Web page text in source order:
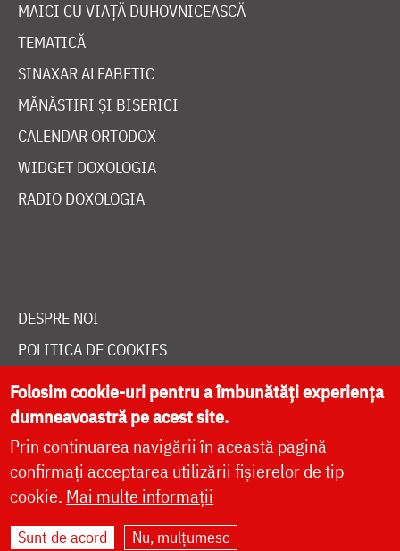
MAICI CU VIAȚĂ DUHOVNICEASCĂ
TEMATICĂ
SINAXAR ALFABETIC
MĂNĂSTIRI ȘI BISERICI
CALENDAR ORTODOX
WIDGET DOXOLOGIA
RADIO DOXOLOGIA
DESPRE NOI
POLITICA DE COOKIES
DONEAZĂ ONLINE PENTRU CATEDRALA NAȚIONALĂ
LIVE
Site dezvoltat deDOXOLOGIA MEDIA
Folosim cookie-uri pentru a îmbunătăți experiența
dumneavoastră pe acest site.
Prin continuarea navigării în această pagină
confirmați acceptarea utilizării fișierelor de tip
cookie. Mai multe informații
Sunt de acord Nu, mulțumesc